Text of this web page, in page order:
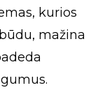
kurios
mažina